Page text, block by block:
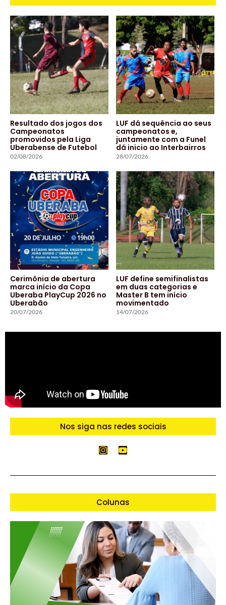
Resultado dos jogos dos
Campeonatos
promovidos pela Liga
Uberabense de Futebol
02/08/2026
LUF dá sequência ao seus
campeonatos e,
juntamente com a Funel
dá inicio ao Interbairros
28/07/2026
Cerimônia de abertura
marca início da Copa
Uberaba PlayCup 2026 no
Uberabão
20/07/2026
LUF define semifinalistas
em duas categorias e
Master B tem início
movimentado
14/07/2026
Nos siga nas redes sociais
Colunas